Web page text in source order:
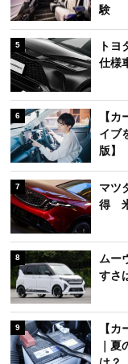
験
5
ト
仕様
6
【
イブ
版】
7
マツ
得
8
ムー
すさ
9
【
｜